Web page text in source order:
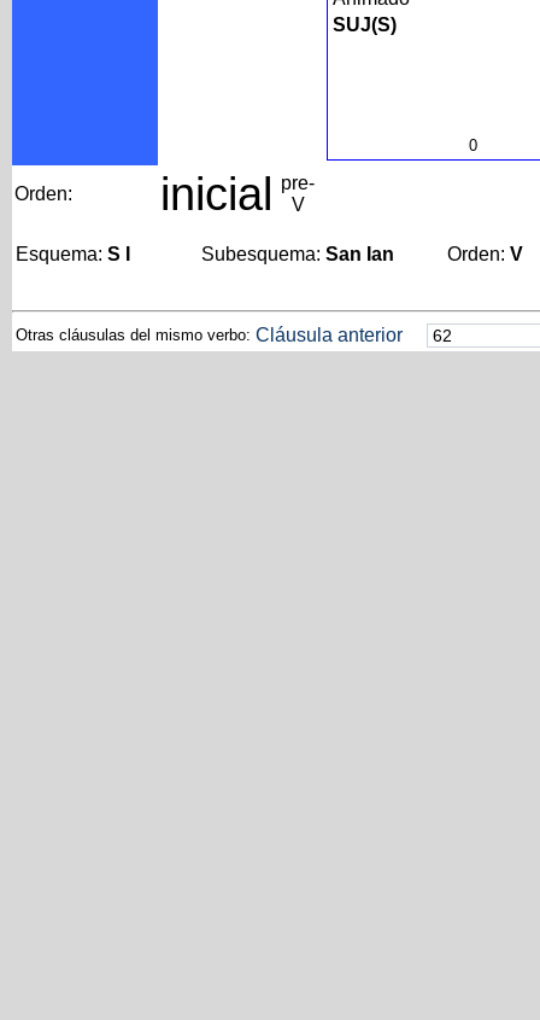
SUJ(S)
0
Orden: inicial pre-
V
Esquema: S I Subesquema: San Ian Orden: V
Otras cláusulas del mismo verbo: Cláusula anterior